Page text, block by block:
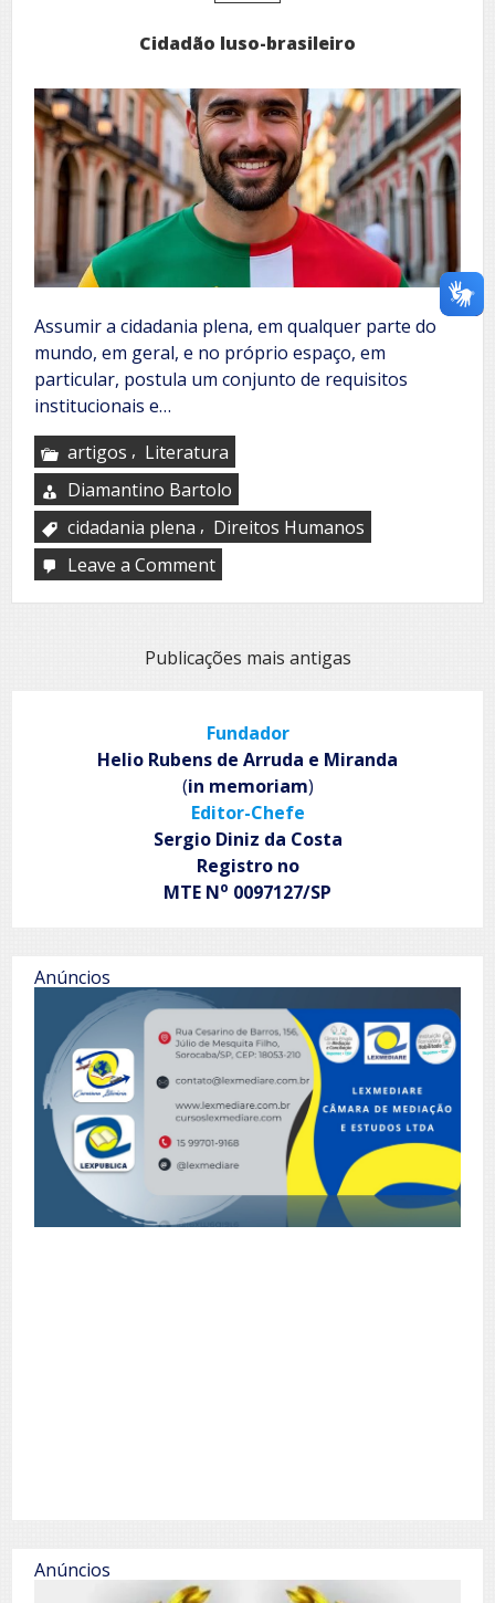
Cidadão luso-brasileiro
Assumir a cidadania plena, em qualquer parte do
mundo, em geral, e no próprio espaço, em
particular, postula um conjunto de requisitos
institucionais e…
artigos , Literatura
Diamantino Bartolo
cidadania plena , Direitos Humanos
Leave a Commenton
luso-
NavegaçãoPublicações mais antigas
Fundador
Helio Rubens de Arruda e Miranda
(in memoriam)
Editor-Chefe
Sergio Diniz da Costa
Registro no
MTE No 0097127/SP
Anúncios
Anúncios